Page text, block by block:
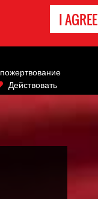
I AGREE
пожертвование
Действовать